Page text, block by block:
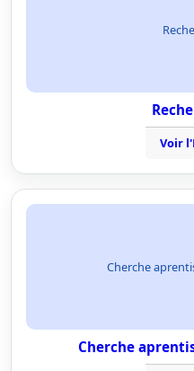
Voir
Cherche
Cherche